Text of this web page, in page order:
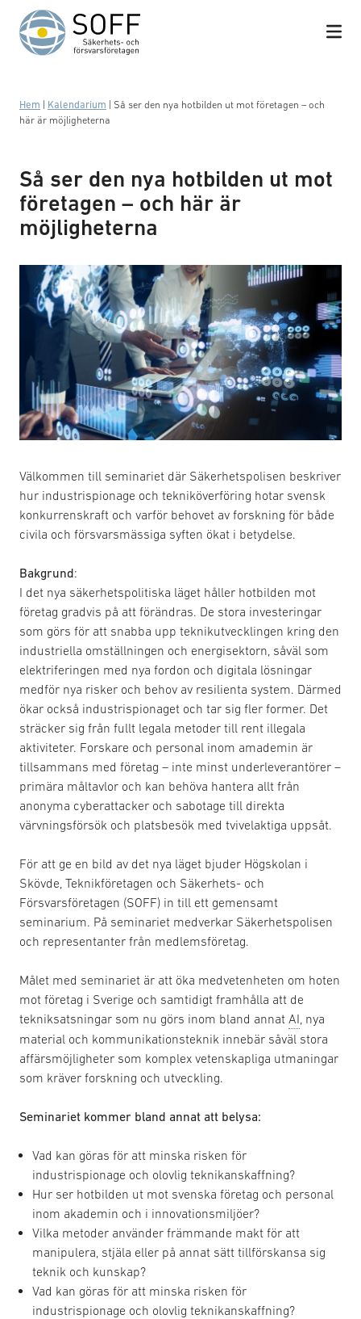
Hoppa till innehåll
Hem Kalendarium
Så ser den nya hotbilden ut mot företagen – och
här är möjligheterna
Så ser den nya hotbilden ut mot
företagen – och här är
möjligheterna
Välkommen till seminariet där Säkerhetspolisen beskriver
hur industrispionage och tekniköverföring hotar svensk
konkurrenskraft och varför behovet av forskning för både
civila och försvarsmässiga syften ökat i betydelse.
Bakgrund:
I det nya säkerhetspolitiska läget håller hotbilden mot
företag gradvis på att förändras. De stora investeringar
som görs för att snabba upp teknikutvecklingen kring den
industriella omställningen och energisektorn, såväl som
elektriferingen med nya fordon och digitala lösningar
medför nya risker och behov av resilienta system. Därmed
ökar också industrispionaget och tar sig fler former. Det
sträcker sig från fullt legala metoder till rent illegala
aktiviteter. Forskare och personal inom amademin är
tillsammans med företag – inte minst underleverantörer –
primära måltavlor och kan behöva hantera allt från
anonyma cyberattacker och sabotage till direkta
värvningsförsök och platsbesök med tvivelaktiga uppsåt.
För att ge en bild av det nya läget bjuder Högskolan i
Skövde, Teknikföretagen och Säkerhets- och
Försvarsföretagen (SOFF) in till ett gemensamt
seminarium. På seminariet medverkar Säkerhetspolisen
och representanter från medlemsföretag.
Målet med seminariet är att öka medvetenheten om hoten
mot företag i Sverige och samtidigt framhålla att de
tekniksatsningar som nu görs inom bland annat AI , nya
material och kommunikationsteknik innebär såväl stora
affärsmöjligheter som komplex vetenskapliga utmaningar
som kräver forskning och utveckling.
Seminariet kommer bland annat att belysa:
Vad kan göras för att minska risken för
industrispionage och olovlig teknikanskaffning?
Hur ser hotbilden ut mot svenska företag och personal
inom akademin och i innovationsmiljöer?
Vilka metoder använder främmande makt för att
manipulera, stjäla eller på annat sätt tillförskansa sig
teknik och kunskap?
Vad kan göras för att minska risken för
industrispionage och olovlig teknikanskaffning?